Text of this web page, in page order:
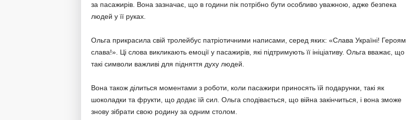
за пасажирів. Вона зазначає, що в години пік потрібно бути особливо уважною, адже безпека
людей у її руках.
Ольга прикрасила свій тролейбус патріотичними написами, серед яких: «Слава Україні! Героям
слава!». Ці слова викликають емоції у пасажирів, які підтримують її ініціативу. Ольга вважає, що
такі символи важливі для підняття духу людей.
Вона також ділиться моментами з роботи, коли пасажири приносять їй подарунки, такі як
шоколадки та фрукти, що додає їй сил. Ольга сподівається, що війна закінчиться, і вона зможе
знову зібрати свою родину за одним столом.